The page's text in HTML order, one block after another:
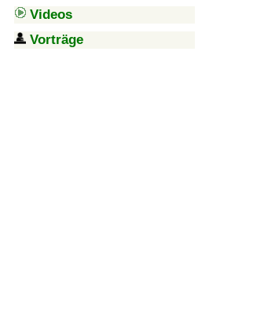
Videos
Vorträge